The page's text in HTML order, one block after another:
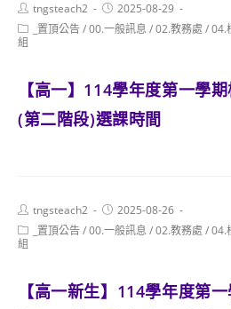
Post
author:
tngsteach2
Post
published:
2025-08-29
Post
category:
_置頂公告/00.一般訊息 /02.教務處 /04.
組
【高一】114學年度第一學
(第二階段)選課時間
Post
author:
tngsteach2
Post
published:
2025-08-26
Post
category:
_置頂公告/00.一般訊息 /02.教務處 /04.
組
【高一新生】114學年度第